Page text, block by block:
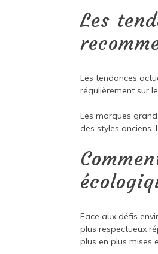
Les
Les tendances
régulièrement sur
Les marques
des styles
Face aux défis
plus respectueux
plus en plus mises